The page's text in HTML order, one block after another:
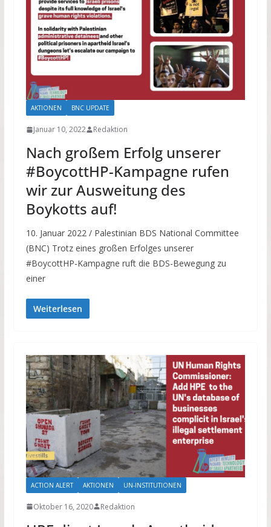
AKTIONEN BNC UPDATE
Januar 10, 2022 Redaktion
Nach großem Erfolg unserer
#BoycottHP-Kampagne rufen
wir zur Ausweitung des
Boykotts auf!
10. Januar 2022 / Palestinian BDS National Committee
(BNC) Trotz eines großen Erfolges unserer
#BoycottHP-Kampagne ruft die BDS-Bewegung zu
einer
Weiterlesen
ACTION ALERT AKTIONEN UN-INSTITUTIONEN
Oktober 16, 2020 Redaktion